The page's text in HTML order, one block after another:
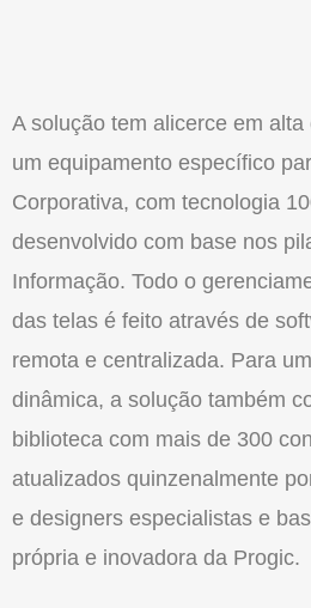
A solução tem alicerce em
um equipamento específico
Corporativa, com tecnologia
desenvolvido com base nos
Informação. Todo o
das telas é feito através de
remota e centralizada. Para
dinâmica, a solução também
biblioteca com mais de 300
atualizados quinzenalmente
e designers especialistas e
própria e inovadora da Progic.